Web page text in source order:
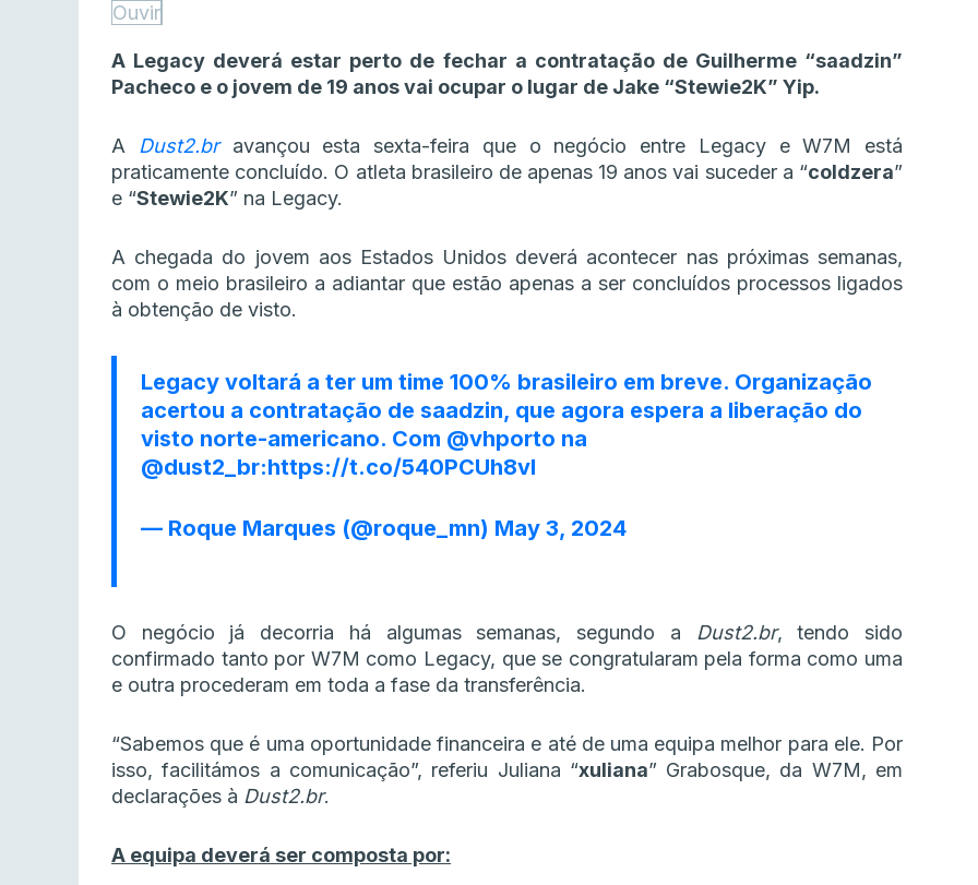
Ouvir
A Legacy deverá estar perto de fechar a contratação de Guilherme “saadzin”
Pacheco e o jovem de 19 anos vai ocupar o lugar de Jake “Stewie2K” Yip.
A Dust2.bravançou esta sexta-feira que o negócio entre Legacy e W7M está
praticamente concluído. O atleta brasileiro de apenas 19 anos vai suceder a “coldzera”
e “Stewie2K” na Legacy.
A chegada do jovem aos Estados Unidos deverá acontecer nas próximas semanas,
com o meio brasileiro a adiantar que estão apenas a ser concluídos processos ligados
à obtenção de visto.
Legacy voltará a ter um time 100% brasileiro em breve. Organização
acertou a contratação de saadzin, que agora espera a liberação do
visto norte-americano. Com @vhporto na
@dust2_br:https://t.co/540PCUh8vI
— Roque Marques (@roque_mn) May 3, 2024
O negócio já decorria há algumas semanas, segundo a Dust2.br, tendo sido
confirmado tanto por W7M como Legacy, que se congratularam pela forma como uma
e outra procederam em toda a fase da transferência.
“Sabemos que é uma oportunidade financeira e até de uma equipa melhor para ele. Por
isso, facilitámos a comunicação”, referiu Juliana “xuliana” Grabosque, da W7M, em
declarações à Dust2.br.
A equipa deverá ser composta por: